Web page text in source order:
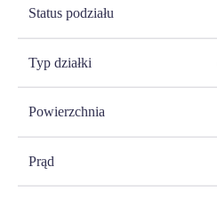
Status podziału
Typ działki
Powierzchnia
Prąd